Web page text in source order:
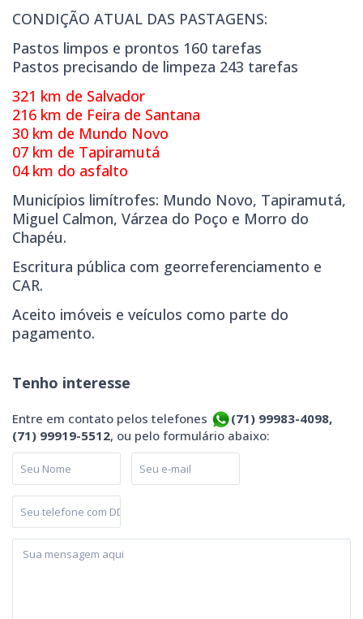
CONDIÇÃO ATUAL DAS PASTAGENS:
Pastos limpos e prontos 160 tarefas
Pastos precisando de limpeza 243 tarefas
321 km de Salvador
216 km de Feira de Santana
30 km de Mundo Novo
07 km de Tapiramutá
04 km do asfalto
Municípios limítrofes: Mundo Novo, Tapiramutá,
Miguel Calmon, Várzea do Poço e Morro do
Chapéu.
Escritura pública com georreferenciamento e
CAR.
Aceito imóveis e veículos como parte do
pagamento.
Tenho interesse
Entre em contato pelos telefones
(71) 99983-4098,
(71) 99919-5512, ou pelo formulário abaixo: